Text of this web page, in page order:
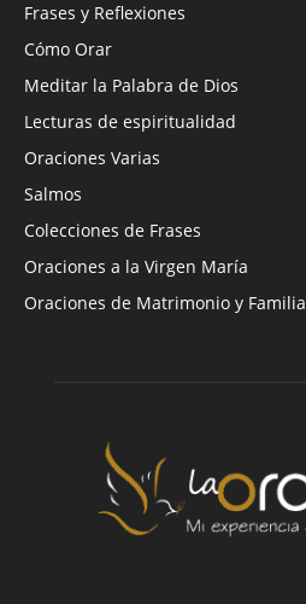
Frases y Reflexiones
Cómo Orar
Meditar la Palabra de Dios
Lecturas de espiritualidad
Oraciones Varias
Salmos
Colecciones de Frases
Oraciones a la Virgen María
Oraciones de Matrimonio y Familia